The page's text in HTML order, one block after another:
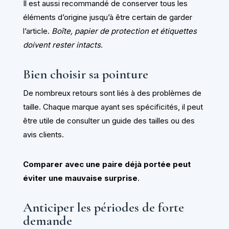
Il est aussi recommandé de conserver tous les
éléments d’origine jusqu’à être certain de garder
l’article. Boîte, papier de protection et étiquettes
doivent rester intacts.
Bien choisir sa pointure
De nombreux retours sont liés à des problèmes de
taille. Chaque marque ayant ses spécificités, il peut
être utile de consulter un guide des tailles ou des
avis clients.
Comparer avec une paire déjà portée peut
éviter une mauvaise surprise.
Anticiper les périodes de forte
demande